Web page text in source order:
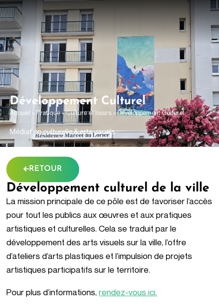
principal
Développement Culturel
Accueil » Pratique»Culture et loisirs »Développement Culturel
Médiation culturelle & arts visuels
RETOUR
Développement culturel de la ville
La mission principale de ce pôle est de favoriser l’accès
pour tout les publics aux œuvres et aux pratiques
artistiques et culturelles. Cela se traduit par le
développement des arts visuels sur la ville, l’offre
d’ateliers d’arts plastiques et l’impulsion de projets
artistiques participatifs sur le territoire.
Pour plus d’informations,rendez-vous ici.